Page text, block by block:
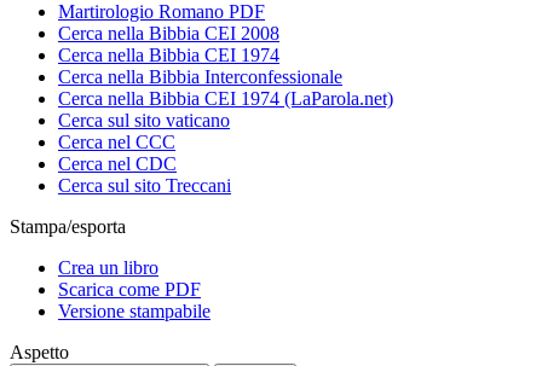
Martirologio Romano PDF
Cerca nella Bibbia CEI 2008
Cerca nella Bibbia CEI 1974
Cerca nella Bibbia Interconfessionale
Cerca nella Bibbia CEI 1974 (LaParola.net)
Cerca sul sito vaticano
Cerca nel CCC
Cerca nel CDC
Cerca sul sito Treccani
Stampa/esporta
Crea un libro
Scarica come PDF
Versione stampabile
Aspetto